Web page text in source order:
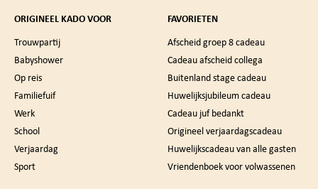
ORIGINEEL KADO VOOR
Trouwpartij
Babyshower
Op reis
Familiefuif
Werk
School
Verjaardag
Sport
FAVORIETEN
Afscheid groep 8 cadeau
Cadeau afscheid collega
Buitenland stage cadeau
Huwelijksjubileum cadeau
Cadeau juf bedankt
Origineel verjaardagscadeau
Huwelijkscadeau van alle gasten
Vriendenboek voor volwassenen